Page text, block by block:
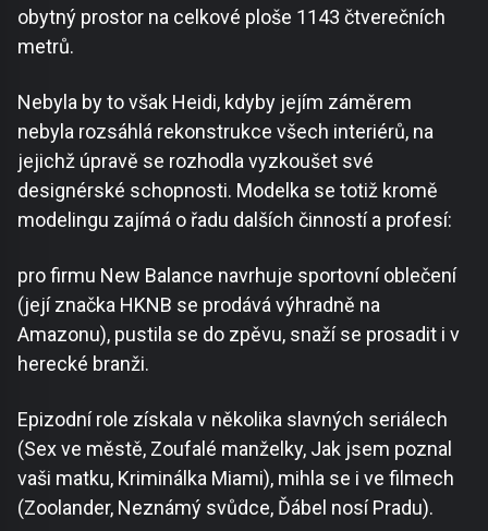
obytný prostor na celkové ploše 1143 čtverečních
metrů.
Nebyla by to však Heidi, kdyby jejím záměrem
nebyla rozsáhlá rekonstrukce všech interiérů, na
jejichž úpravě se rozhodla vyzkoušet své
designérské schopnosti. Modelka se totiž kromě
modelingu zajímá o řadu dalších činností a profesí:
pro firmu New Balance navrhuje sportovní oblečení
(její značka HKNB se prodává výhradně na
Amazonu), pustila se do zpěvu, snaží se prosadit i v
herecké branži.
Epizodní role získala v několika slavných seriálech
(Sex ve městě, Zoufalé manželky, Jak jsem poznal
vaši matku, Kriminálka Miami), mihla se i ve filmech
(Zoolander, Neznámý svůdce, Ďábel nosí Pradu).